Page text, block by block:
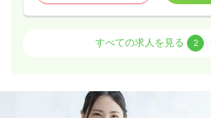
正・准看護師
万円/月 賞与3ヶ月
※経験8年の例
すべての求人を見る 2